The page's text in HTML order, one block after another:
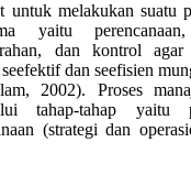
untuk melakukan suatu
yaitu perencanaan,
dan kontrol agar
dan seefisien
2002). Proses
tahap-tahap yaitu
(strategi dan